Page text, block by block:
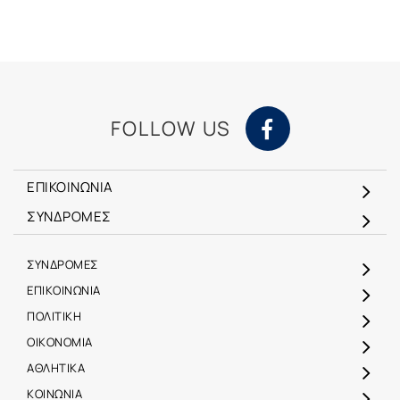
FOLLOW US
ΕΠΙΚΟΙΝΩΝΙΑ
ΣΥΝΔΡΟΜΕΣ
ΣΥΝΔΡΟΜΕΣ
ΕΠΙΚΟΙΝΩΝΙΑ
ΠΟΛΙΤΙΚΗ
ΟΙΚΟΝΟΜΙΑ
ΑΘΛΗΤΙΚΑ
ΚΟΙΝΩΝΙΑ